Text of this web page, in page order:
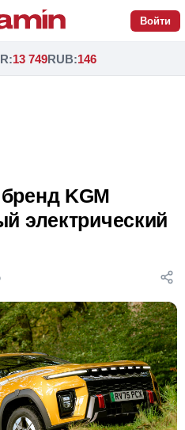
Войти
:13 749RUB:146
KGM
электрический